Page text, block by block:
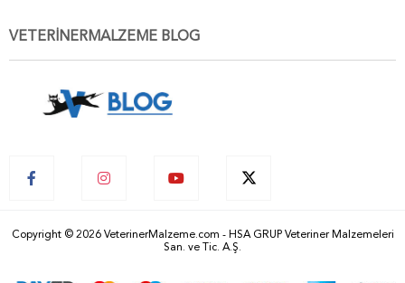
VETERİNERMALZEME BLOG
Copyright © 2026 VeterinerMalzeme.com - HSA GRUP Veteriner Malzemeleri
San. ve Tic. A.Ş.